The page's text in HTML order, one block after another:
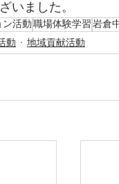
いました。
ン活動職場体験学習岩倉
動 地域貢献活動